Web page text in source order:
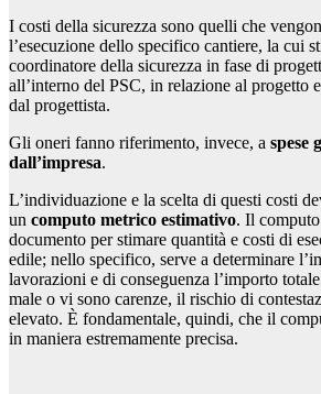
I costi della sicurezza sono quelli che
l’esecuzione dello specifico cantiere, la cui
coordinatore della sicurezza in fase di
all’interno del PSC, in relazione al progetto
dal progettista.
Gli oneri fanno riferimento, invece, a spese
dall’impresa.
L’individuazione e la scelta di questi costi
un computo metrico estimativo. Il
documento per stimare quantità e costi di
edile; nello specifico, serve a determinare
lavorazioni e di conseguenza l’importo
male o vi sono carenze, il rischio di
elevato. È fondamentale, quindi, che il
in maniera estremamente precisa.